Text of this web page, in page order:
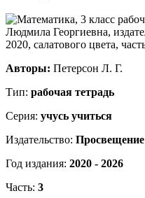
Авторы: Петерсон Л. Г.
Тип: рабочая тетрадь
Серия: учусь учиться
Издательство: Просвещение
Год издания: 2020 - 2026
Часть: 3